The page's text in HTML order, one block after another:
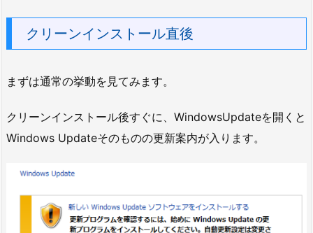
クリーンインストール直後
まずは通常の挙動を見てみます。
クリーンインストール後すぐに、WindowsUpdateを開くと
Windows Updateそのものの更新案内が入ります。